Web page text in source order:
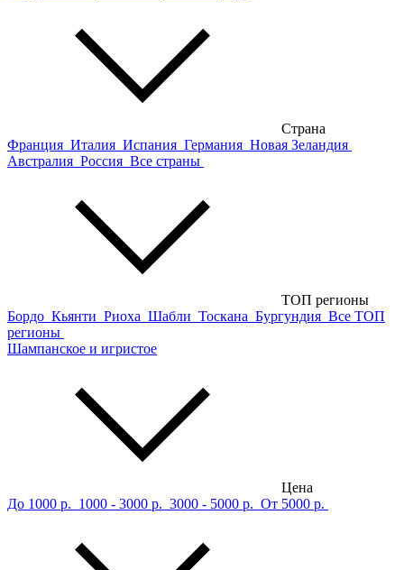
Страна
Франция Италия Испания Германия Новая Зеландия
Австралия Россия Все страны
ТОП регионы
Бордо Кьянти Риоха Шабли Тоскана Бургундия Все ТОП
регионы
Шампанское и игристое
Цена
До 1000 р. 1000 - 3000 р. 3000 - 5000 р. От 5000 р.